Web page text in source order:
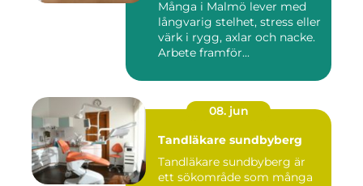
Många i Malmö lever med
långvarig stelhet, stress eller
värk i rygg, axlar och nacke.
Arbete framför...
08. jun
Tandläkare sundbyberg
Tandläkare sundbyberg är
ett sökområde som många